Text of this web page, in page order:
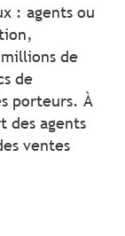
: agents ou
de
de
porteurs. À
des agents
ventes